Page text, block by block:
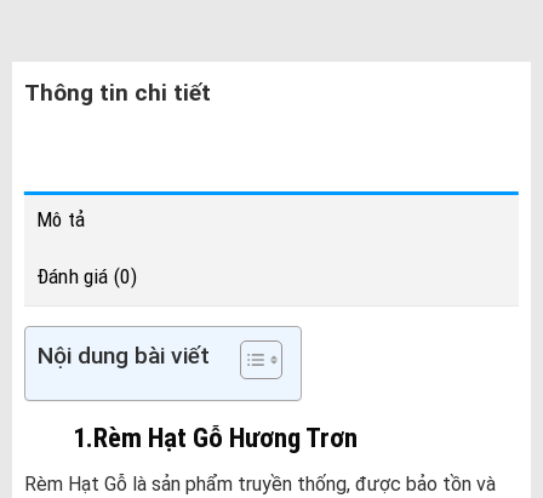
Thông tin chi tiết
Mô tả
Đánh giá (0)
Nội dung bài viết
1.Rèm Hạt Gỗ Hương Trơn
Rèm Hạt Gỗ là sản phẩm truyền thống, được bảo tồn và